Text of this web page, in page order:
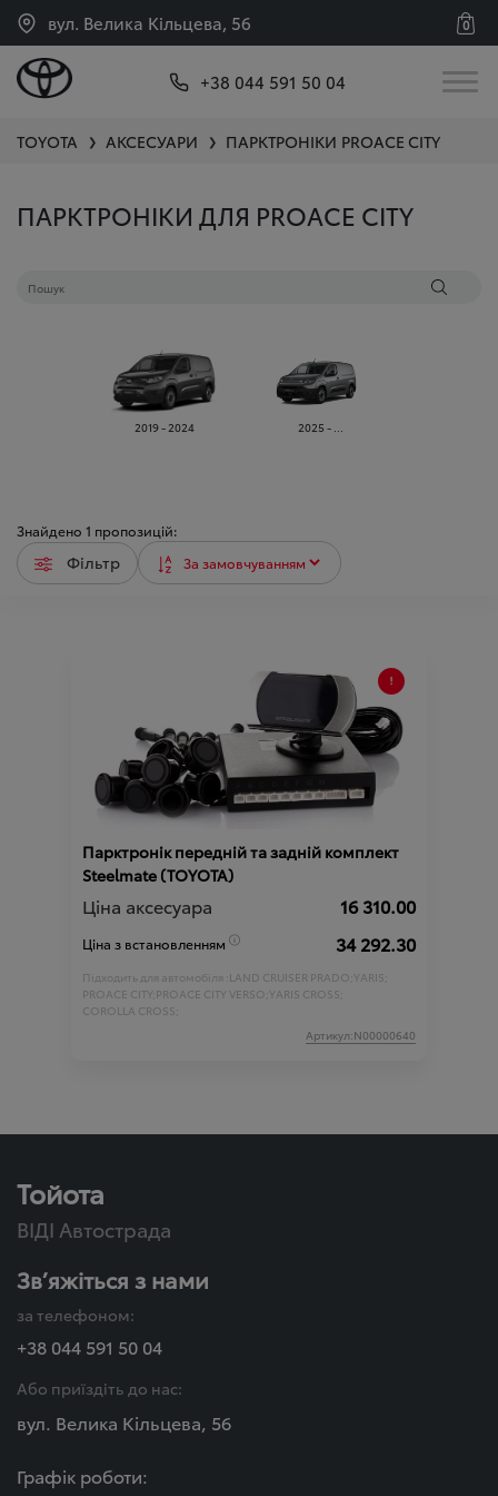
вул. Велика Кільцева, 56 0
+38 044 591 50 04
TOYOTA ❯ АКСЕСУАРИ ❯ ПАРКТРОНІКИ PROACE CITY
ПАРКТРОНІКИ ДЛЯ PROACE CITY
2019 - 2024 2025 - ...
Знайдено 1 пропозицій:
Фільтр
Парктронік передній та задній комплект
Steelmate (TOYOTA)
Ціна аксесуара 16 310.00
Ціна з встановленням 34 292.30
Підходить для автомобіля :LAND CRUISER PRADO;YARIS;
PROACE CITY;PROACE CITY VERSO;YARIS CROSS;
COROLLA CROSS;
Артикул:N00000640
Тойота
ВІДІ Автострада
Зв’яжіться з нами
за телефоном:
+38 044 591 50 04
Або приїздіть до нас:
вул. Велика Кільцева, 56
Графік роботи: